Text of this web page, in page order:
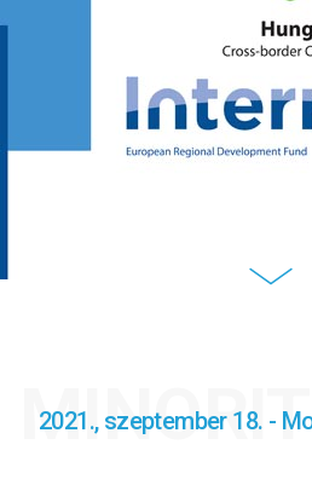
2021., szeptember 18. -